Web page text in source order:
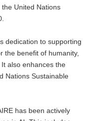
United Nations
dedication to supporting
the benefit of humanity,
also enhances the
Nations Sustainable
has been actively